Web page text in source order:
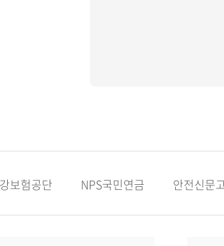
보험공단 NPS국민연금 안전신문